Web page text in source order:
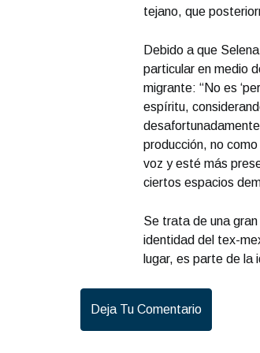
tejano, que
Debido a que
particular en medio
migrante: “No es
espíritu,
producción, no
voz y esté más
ciertos espacios
Se trata de una
identidad del tex-
lugar, es parte de la
Deja Tu Comentario